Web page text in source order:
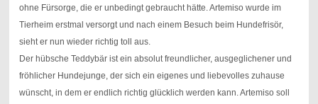
ohne Fürsorge, die er unbedingt gebraucht hätte. Artemiso wurde im
Tierheim erstmal versorgt und nach einem Besuch beim Hundefrisör,
sieht er nun wieder richtig toll aus.
Der hübsche Teddybär ist ein absolut freundlicher, ausgeglichener und
fröhlicher Hundejunge, der sich ein eigenes und liebevolles zuhause
wünscht, in dem er endlich richtig glücklich werden kann. Artemiso soll